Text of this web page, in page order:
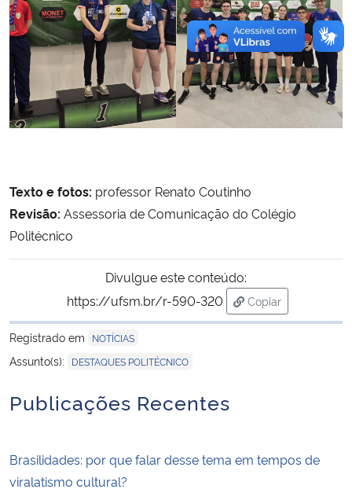
Texto e fotos: professor Renato Coutinho
Revisão: Assessoria de Comunicação do Colégio
Politécnico
Divulgue este conteúdo:
https://ufsm.br/r-590-320
Copiar
para área de
Registrado em
NOTÍCIAS
Assunto(s): DESTAQUES POLITÉCNICO
Publicações Recentes
Brasilidades: por que falar desse tema em tempos de
viralatismo cultural?